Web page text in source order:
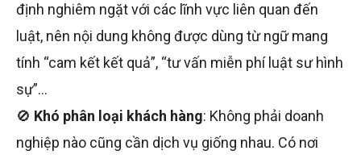
định nghiêm ngặt với các lĩnh vực liên quan đến
luật, nên nội dung không được dùng từ ngữ mang
tính “cam kết kết quả”, “tư vấn miễn phí luật sư hình
sự”…
🚫 Khó phân loại khách hàng: Không phải doanh
nghiệp nào cũng cần dịch vụ giống nhau. Có nơi